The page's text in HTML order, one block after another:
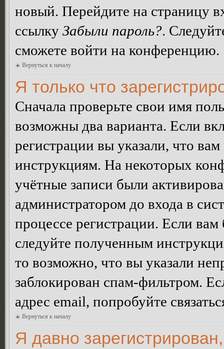
новый. Перейдите на страницу
ссылку Забыли пароль?.
сможете войти на конференцию.
Вернуться к началу
Я только что
Сначала проверьте свои имя
возможны два варианта. Если
регистрации вы указали, что
инструкциям. На некоторых
учётные записи были
администратором до входа в
процессе регистрации. Если
следуйте полученным
то возможно, что вы указали
заблокирован спам-фильтром.
адрес email, попробуйте
Вернуться к началу
Я давно